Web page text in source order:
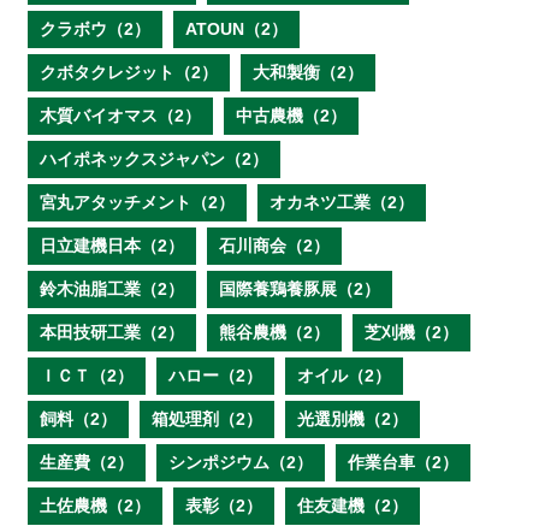
クラボウ（2） ATOUN（2）
クボタクレジット（2） 大和製衡（2）
木質バイオマス（2） 中古農機（2）
ハイポネックスジャパン（2）
宮丸アタッチメント（2） オカネツ工業（2）
日立建機日本（2） 石川商会（2）
鈴木油脂工業（2） 国際養鶏養豚展（2）
本田技研工業（2） 熊谷農機（2） 芝刈機（2）
ＩＣＴ（2） ハロー（2） オイル（2）
飼料（2） 箱処理剤（2） 光選別機（2）
生産費（2） シンポジウム（2） 作業台車（2）
土佐農機（2） 表彰（2） 住友建機（2）